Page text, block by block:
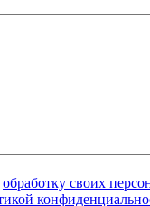
обработку своих